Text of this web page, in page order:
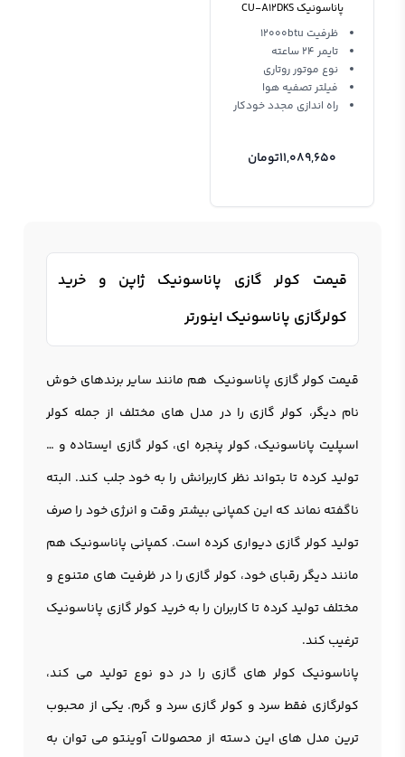
پاناسونیک CU-A12DKS
Panasonic Split 12000btu
ظرفیت 12000btu
تایمر 24 ساعته
نوع موتور روتاری
فیلتر تصفیه هوا
راه اندازی مجدد خودکار
11,089,650تومان
قیمت کولر گازی پاناسونیک ژاپن و خرید
کولرگازی پاناسونیک اینورتر
قیمت کولر گازی پاناسونیک هم مانند سایر برندهای خوش
نام دیگر، کولر گازی را در مدل های مختلف از جمله کولر
اسپلیت پاناسونیک، کولر پنجره ای، کولر گازی ایستاده و …
تولید کرده تا بتواند نظر کاربرانش را به خود جلب کند. البته
ناگفته نماند که این کمپانی بیشتر وقت و انرژی خود را صرف
تولید کولر گازی دیواری کرده است. کمپانی پاناسونیک هم
مانند دیگر رقبای خود، کولر گازی را در ظرفیت های متنوع و
مختلف تولید کرده تا کاربران را به خرید کولر گازی پاناسونیک
ترغیب کند.
پاناسونیک کولر های گازی را در دو نوع تولید می کند،
کولرگازی فقط سرد و کولر گازی سرد و گرم. یکی از محبوب
ترین مدل های این دسته از محصولات آوینتو می توان به